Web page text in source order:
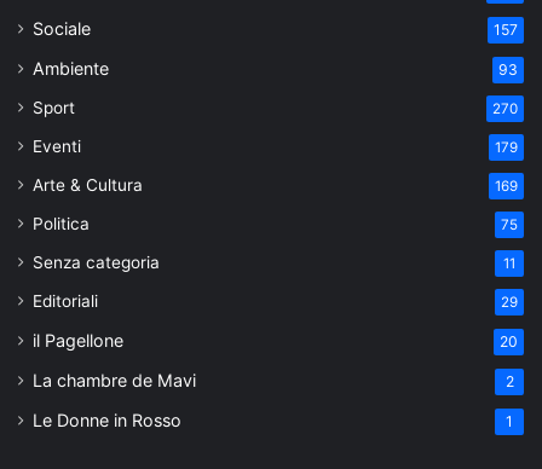
Sociale 157
Ambiente 93
Sport 270
Eventi 179
Arte & Cultura 169
Politica 75
Senza categoria 11
Editoriali 29
il Pagellone 20
La chambre de Mavi 2
Le Donne in Rosso 1